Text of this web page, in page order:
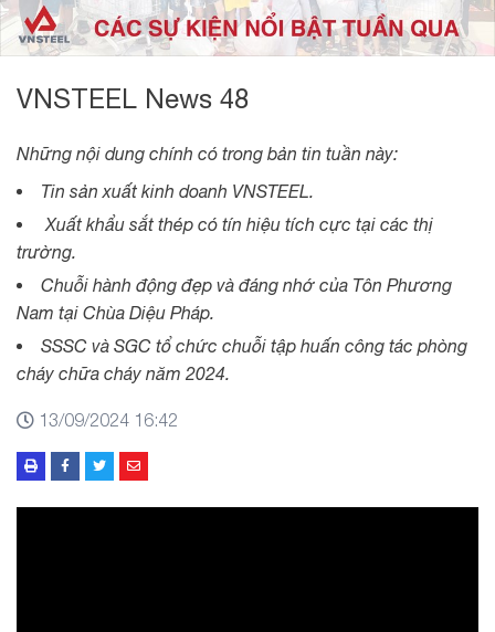
VNSTEEL News 48
Những nội dung chính có trong bản tin tuần này:
Tin sản xuất kinh doanh VNSTEEL.
Xuất khẩu sắt thép có tín hiệu tích cực tại các thị
trường.
Chuỗi hành động đẹp và đáng nhớ của Tôn Phương
Nam tại Chùa Diệu Pháp.
SSSC và SGC tổ chức chuỗi tập huấn công tác phòng
cháy chữa cháy năm 2024.
13/09/2024 16:42